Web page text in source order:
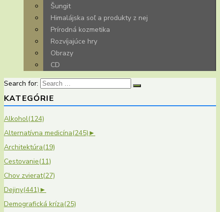
Šungit
Himalájska soľ a produkty z nej
Prírodná kozmetika
Rozvíjajúce hry
Obrazy
CD
Search for:
KATEGÓRIE
Alkohol(124)
Alternatívna medicína(245)►
Architektúra(19)
Cestovanie(11)
Chov zvierat(27)
Dejiny(441)►
Demografická kríza(25)